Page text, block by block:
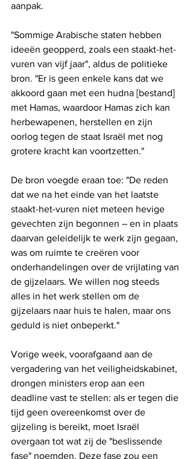
aanpak.
"Sommige Arabische staten hebben
ideeën geopperd, zoals een staakt-het-
vuren van vijf jaar", aldus de politieke
bron. "Er is geen enkele kans dat we
akkoord gaan met een hudna [bestand]
met Hamas, waardoor Hamas zich kan
herbewapenen, herstellen en zijn
oorlog tegen de staat Israël met nog
grotere kracht kan voortzetten."
De bron voegde eraan toe: "De reden
dat we na het einde van het laatste
staakt-het-vuren niet meteen hevige
gevechten zijn begonnen – en in plaats
daarvan geleidelijk te werk zijn gegaan,
was om ruimte te creëren voor
onderhandelingen over de vrijlating van
de gijzelaars. We willen nog steeds
alles in het werk stellen om de
gijzelaars naar huis te halen, maar ons
geduld is niet onbeperkt."
Vorige week, voorafgaand aan de
vergadering van het veiligheidskabinet,
drongen ministers erop aan een
deadline vast te stellen: als er tegen die
tijd geen overeenkomst over de
gijzeling is bereikt, moet Israël
overgaan tot wat zij de "beslissende
fase" noemden. Deze fase zou een